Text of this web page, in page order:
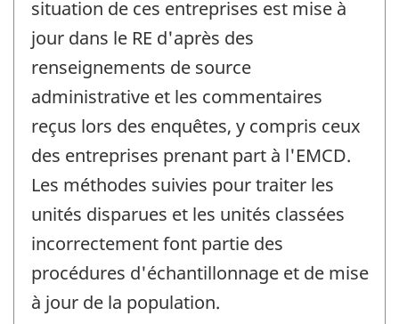
situation de ces entreprises est mise à
jour dans le RE d'après des
renseignements de source
administrative et les commentaires
reçus lors des enquêtes, y compris ceux
des entreprises prenant part à l'EMCD.
Les méthodes suivies pour traiter les
unités disparues et les unités classées
incorrectement font partie des
procédures d'échantillonnage et de mise
à jour de la population.